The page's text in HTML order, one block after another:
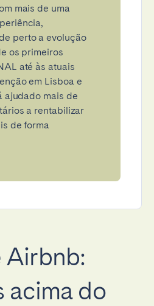
mais de uma
perto a evolução
os primeiros
até às atuais
em Lisboa e
ajudado mais de
a rentabilizar
de forma
Airbnb:
acima do